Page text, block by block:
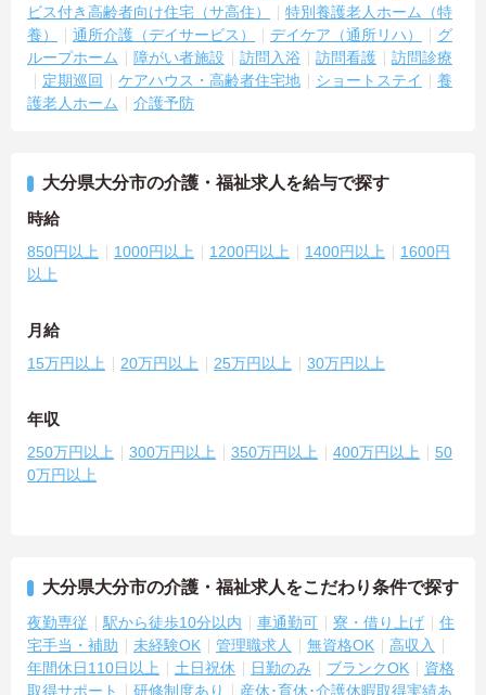
ビス付き高齢者向け住宅（サ高住）
特別養護老人ホーム（特
養）
通所介護（デイサービス） デイケア（通所リハ）
グ
ループホーム
障がい者施設 訪問入浴 訪問看護
訪問診療
定期巡回
ケアハウス・高齢者住宅地 ショートステイ
養
護老人ホーム
介護予防
大分県大分市の介護・福祉求人を給与で探す
時給
850円以上 1000円以上 1200円以上 1400円以上
1600円
以上
月給
15万円以上 20万円以上 25万円以上 30万円以上
年収
250万円以上 300万円以上 350万円以上 400万円以上
50
0万円以上
大分県大分市の介護・福祉求人をこだわり条件で探す
夜勤専従 駅から徒歩10分以内 車通勤可 寮・借り上げ
住
宅手当・補助
未経験OK 管理職求人 無資格OK
高収入
年間休日110日以上
土日祝休 日勤のみ ブランクOK
資格
取得サポート
研修制度あり 産休･育休･介護休暇取得実績あ